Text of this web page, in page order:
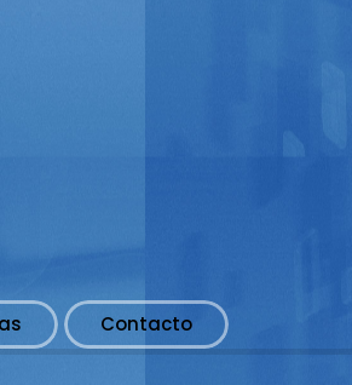
Contacto